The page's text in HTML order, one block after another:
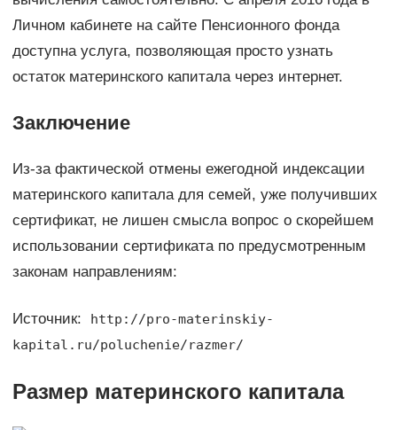
Личном кабинете на сайте Пенсионного фонда
доступна услуга, позволяющая просто узнать
остаток материнского капитала через интернет.
Заключение
Из-за фактической отмены ежегодной индексации
материнского капитала для семей, уже получивших
сертификат, не лишен смысла вопрос о скорейшем
использовании сертификата по предусмотренным
законам направлениям:
Источник:
http://pro-materinskiy-
kapital.ru/poluchenie/razmer/
Размер материнского капитала